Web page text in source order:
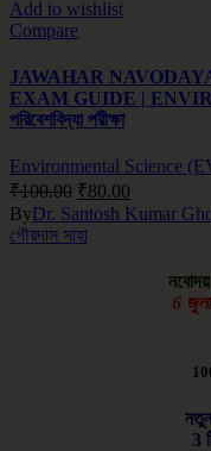
Add to wishlist
Compare
JAWAHAR
EXAM GUIDE |
পরিবেশবিদ্যা পরীক্ষা
Environmental Science
₹100.00 ₹80.00
ByDr. Santosh Kumar
গৌরদাস সাহা
নবোদয়
6
3